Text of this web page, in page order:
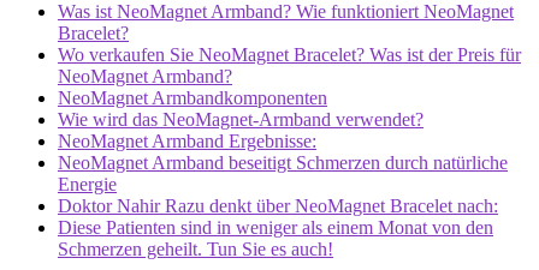
Was ist NeoMagnet Armband? Wie funktioniert NeoMagnet
Bracelet?
Wo verkaufen Sie NeoMagnet Bracelet? Was ist der Preis für
NeoMagnet Armband?
NeoMagnet Armbandkomponenten
Wie wird das NeoMagnet-Armband verwendet?
NeoMagnet Armband Ergebnisse:
NeoMagnet Armband beseitigt Schmerzen durch natürliche
Energie
Doktor Nahir Razu denkt über NeoMagnet Bracelet nach:
Diese Patienten sind in weniger als einem Monat von den
Schmerzen geheilt. Tun Sie es auch!